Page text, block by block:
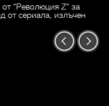
от "Революция Z" за
от сериала, излъчен